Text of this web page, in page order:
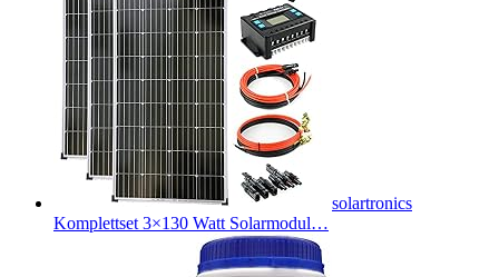
solartronics
Komplettset 3×130 Watt Solarmodul…